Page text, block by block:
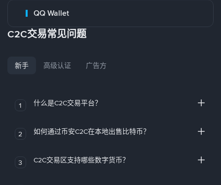
QQ Wallet
C2C交易常见问题
新手 高级认证 广告方
1 什么是C2C交易平台？
2 如何通过币安C2C在本地出售比特币？
3 C2C交易区支持哪些数字货币？